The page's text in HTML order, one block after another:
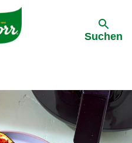
Suchen